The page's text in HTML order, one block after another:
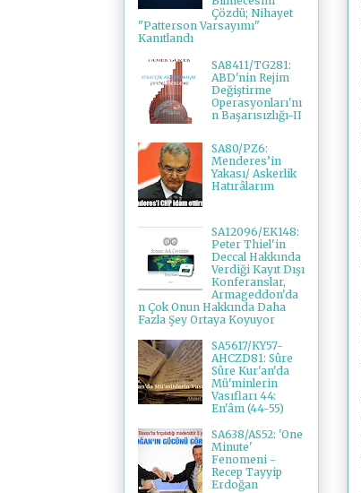
Çözdü; Nihayet
"Patterson Varsayımı"
Kanıtlandı
SA8411/TG281:
ABD'nin Rejim
Değiştirme
Operasyonları'nı
n Başarısızlığı-II
SA80/PZ6:
Menderes’in
Yakası/ Askerlik
Hatırâlarım
SA12096/EK148:
Peter Thiel'in
Deccal Hakkında
Verdiği Kayıt Dışı
Konferanslar,
Armageddon'da
n Çok Onun Hakkında Daha
Fazla Şey Ortaya Koyuyor
SA5617/KY57-
AHCZD81: Sûre
Sûre Kur'an'da
Mü'minlerin
Vasıfları 44:
En'âm (44-55)
SA638/AS52: 'One
Minute'
Fenomeni -
Recep Tayyip
Erdoğan